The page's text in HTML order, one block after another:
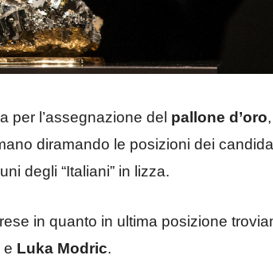
per l’assegnazione del pallone d’oro
diramando le posizioni dei
degli “Italiani” in lizza.
in quanto in ultima posizione
e Luka Modric.